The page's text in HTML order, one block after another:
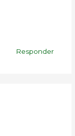
Responder